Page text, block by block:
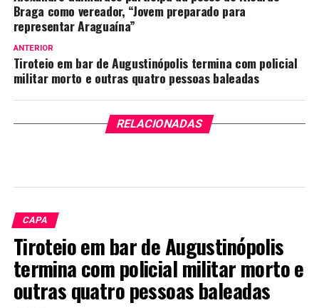
Braga como vereador, “Jovem preparado para
representar Araguaína”
ANTERIOR
Tiroteio em bar de Augustinópolis termina com policial
militar morto e outras quatro pessoas baleadas
RELACIONADAS
CAPA
Tiroteio em bar de Augustinópolis
termina com policial militar morto e
outras quatro pessoas baleadas